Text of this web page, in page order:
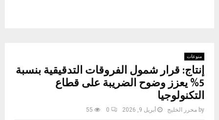
منوعات
إنتاج: قرار شمول الفروقات التدقيقية بنسبة
5% يعزز وضوح الضريبة على قطاع
التكنولوجيا
by محرر الخليج أبريل 9, 2026 0
55